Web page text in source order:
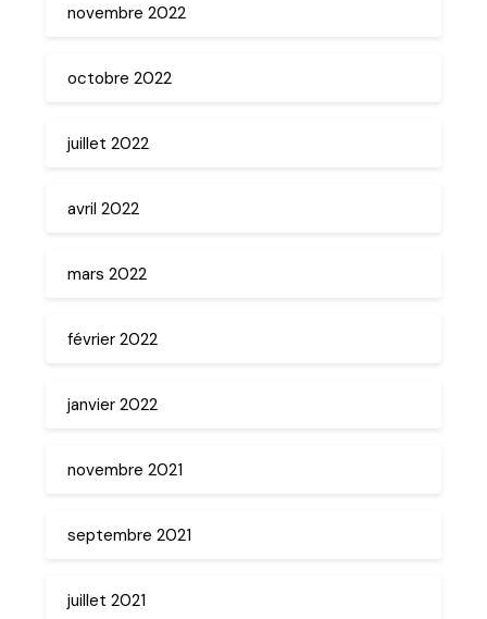
novembre 2022
octobre 2022
juillet 2022
avril 2022
mars 2022
février 2022
janvier 2022
novembre 2021
septembre 2021
juillet 2021